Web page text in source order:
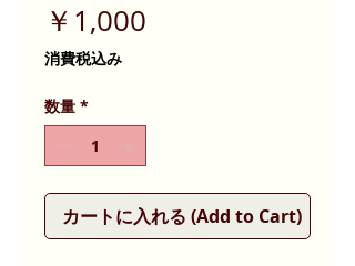
￥1,000
消費税込み
数量 *
カートに入れる (Add to Cart)